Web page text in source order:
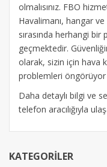
olmalısınız. FBO
Havalimanı, hangar
sırasında herhangi bir
geçmektedir.
olarak, sizin için hava
problemleri
Daha detaylı bilgi ve
telefon aracılığıyla
KATEGORILER